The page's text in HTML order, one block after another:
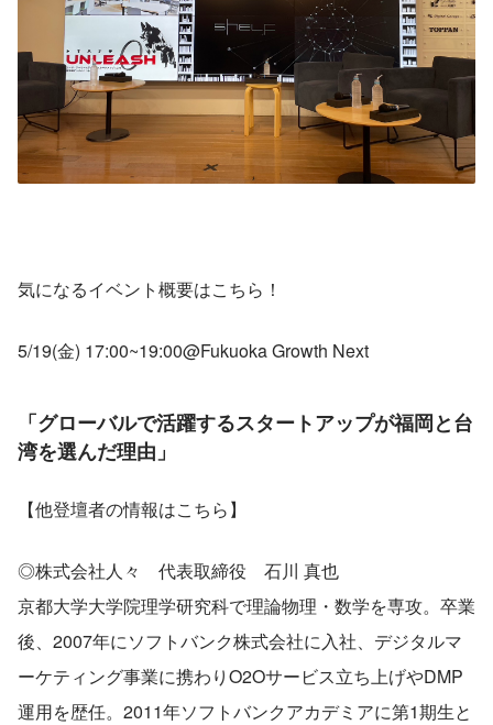
気になるイベント概要はこちら！
5/19(金) 17:00~19:00@Fukuoka Growth Next
「グローバルで活躍するスタートアップが福岡と台
湾を選んだ理由」
【他登壇者の情報はこちら】
◎株式会社人々　代表取締役　石川 真也
京都大学大学院理学研究科で理論物理・数学を専攻。卒業
後、2007年にソフトバンク株式会社に入社、デジタルマ
ーケティング事業に携わりO2Oサービス立ち上げやDMP
運用を歴任。2011年ソフトバンクアカデミアに第1期生と